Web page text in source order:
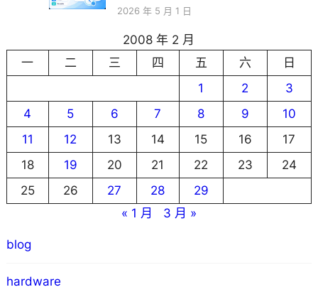
2026 年 5 月 1 日
2008 年 2 月
一
二 三 四 五 六
日
1
2
3
4
5 6 7 8 9
10
11
12 13 14 15 16
17
18
19 20 21 22 23
24
25
26 27 28
29
« 1 月
3 月 »
blog
hardware